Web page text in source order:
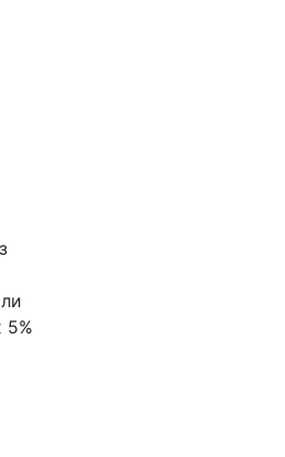
5%